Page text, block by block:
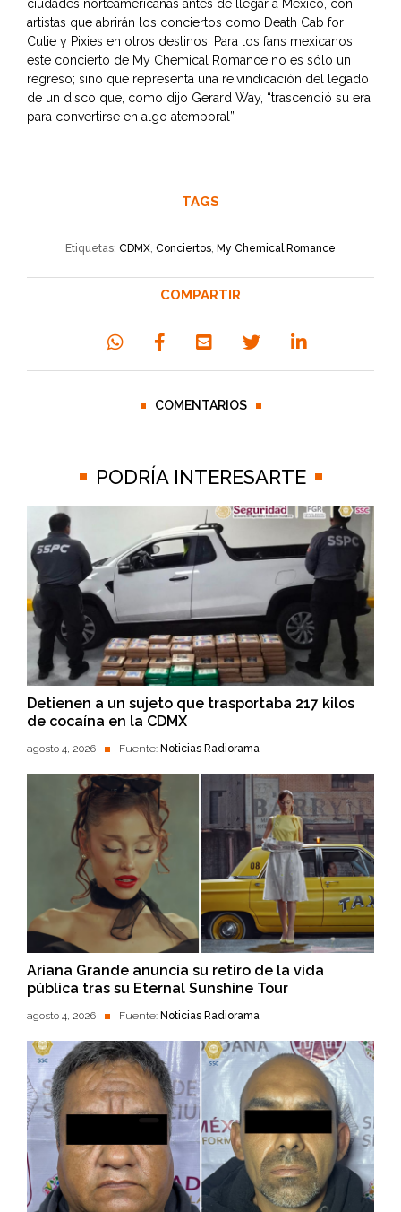
ciudades norteamericanas antes de llegar a México, con
artistas que abrirán los conciertos como Death Cab for
Cutie y Pixies en otros destinos. Para los fans mexicanos,
este concierto de My Chemical Romance no es sólo un
regreso; sino que representa una reivindicación del legado
de un disco que, como dijo Gerard Way, “trascendió su era
para convertirse en algo atemporal”.
TAGS
Etiquetas: CDMX, Conciertos, My Chemical Romance
COMPARTIR
COMENTARIOS
PODRÍA INTERESARTE
Detienen a un sujeto que trasportaba 217 kilos
de cocaína en la CDMX
agosto 4, 2026 Fuente: Noticias Radiorama
Ariana Grande anuncia su retiro de la vida
pública tras su Eternal Sunshine Tour
agosto 4, 2026 Fuente: Noticias Radiorama